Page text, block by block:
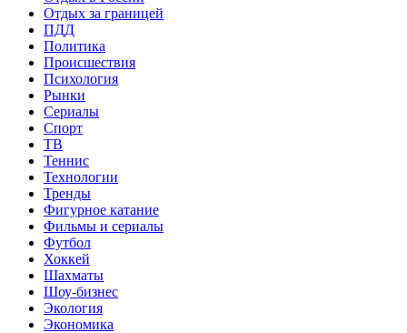
Отдых за границей
ПДД
Политика
Происшествия
Психология
Рынки
Сериалы
Спорт
ТВ
Теннис
Технологии
Тренды
Фигурное катание
Фильмы и сериалы
Футбол
Хоккей
Шахматы
Шоу-бизнес
Экология
Экономика